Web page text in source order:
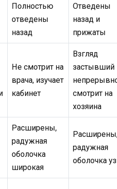
Полностью
отведены
назад
Отведены
назад и
прижаты
Не смотрит на
врача, изучает
кабинет
Взгляд
застывший
смотрит на
хозяина
Расширены,
радужная
оболочка
широкая
радужная
оболочка